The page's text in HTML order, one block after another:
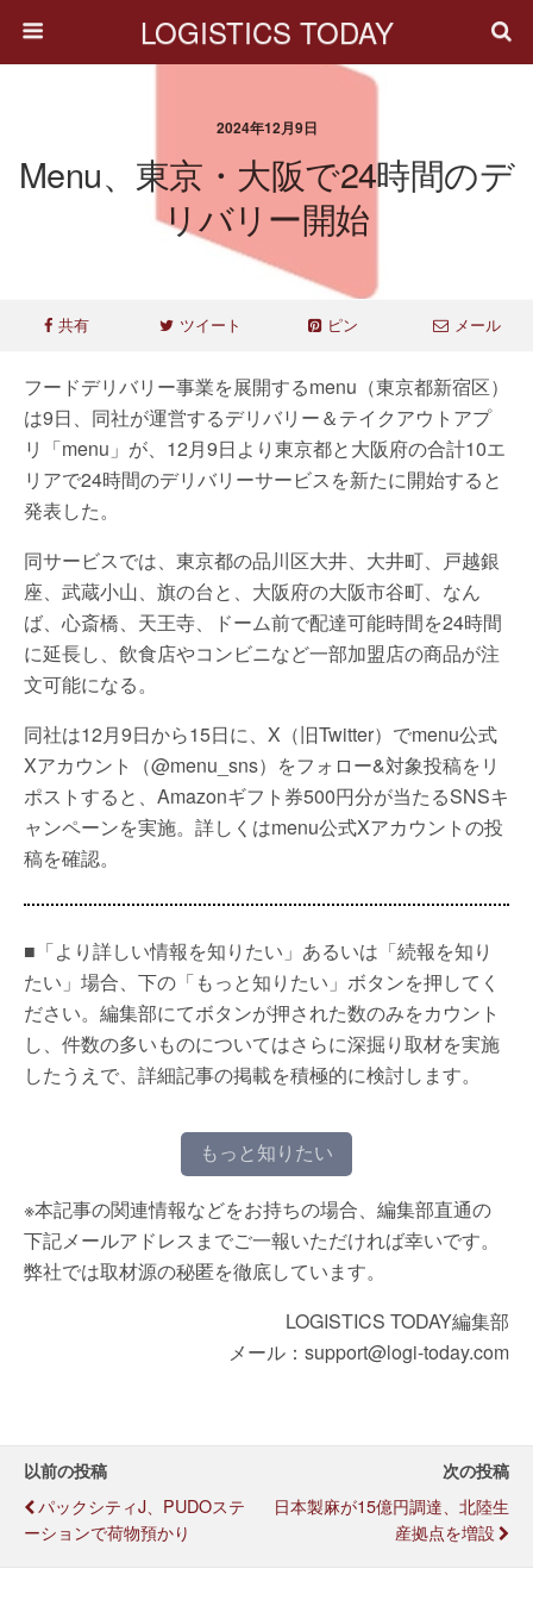
LOGISTICS TODAY
2024年12月9日
Menu、東京・大阪で24時間のデ
リバリー開始
共有 ツイート ピン メール
フードデリバリー事業を展開するmenu（東京都新宿区）
は9日、同社が運営するデリバリー＆テイクアウトアプ
リ「menu」が、12月9日より東京都と大阪府の合計10エ
リアで24時間のデリバリーサービスを新たに開始すると
発表した。
同サービスでは、東京都の品川区大井、大井町、戸越銀
座、武蔵小山、旗の台と、大阪府の大阪市谷町、なん
ば、心斎橋、天王寺、ドーム前で配達可能時間を24時間
に延長し、飲食店やコンビニなど一部加盟店の商品が注
文可能になる。
同社は12月9日から15日に、X（旧Twitter）でmenu公式
Xアカウント（@menu_sns）をフォロー&対象投稿をリ
ポストすると、Amazonギフト券500円分が当たるSNSキ
ャンペーンを実施。詳しくはmenu公式Xアカウントの投
稿を確認。
■「より詳しい情報を知りたい」あるいは「続報を知り
たい」場合、下の「もっと知りたい」ボタンを押してく
ださい。編集部にてボタンが押された数のみをカウント
し、件数の多いものについてはさらに深掘り取材を実施
したうえで、詳細記事の掲載を積極的に検討します。
もっと知りたい
※本記事の関連情報などをお持ちの場合、編集部直通の
下記メールアドレスまでご一報いただければ幸いです。
弊社では取材源の秘匿を徹底しています。
LOGISTICS TODAY編集部
メール：support@logi-today.com
以前の投稿
パックシティJ、PUDOステ
ーションで荷物預かり
次の投稿
日本製麻が15億円調達、北陸生
産拠点を増設